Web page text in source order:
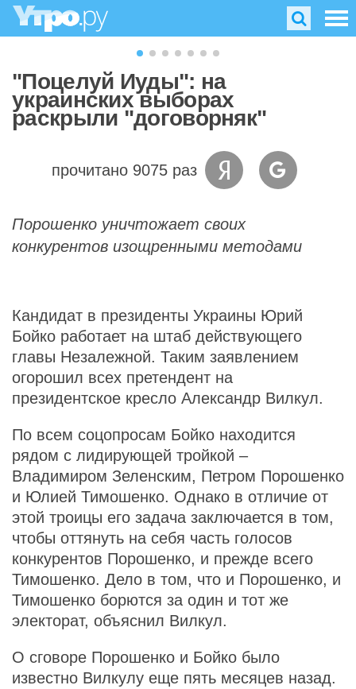
"Поцелуй Иуды": на
украинских выборах
раскрыли "договорняк"
прочитано 9075 раз
Порошенко уничтожает своих
конкурентов изощренными методами
Кандидат в президенты Украины Юрий
Бойко работает на штаб действующего
главы Незалежной. Таким заявлением
огорошил всех претендент на
президентское кресло Александр Вилкул.
По всем соцопросам Бойко находится
рядом с лидирующей тройкой –
Владимиром Зеленским, Петром Порошенко
и Юлией Тимошенко. Однако в отличие от
этой троицы его задача заключается в том,
чтобы оттянуть на себя часть голосов
конкурентов Порошенко, и прежде всего
Тимошенко. Дело в том, что и Порошенко, и
Тимошенко борются за один и тот же
электорат, объяснил Вилкул.
О сговоре Порошенко и Бойко было
известно Вилкулу еще пять месяцев назад.